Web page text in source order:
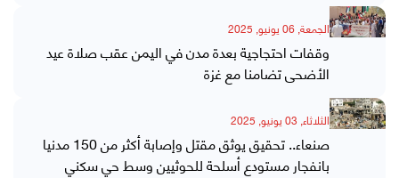
الجمعة, 06 يونيو, 2025
وقفات احتجاجية بعدة مدن في اليمن عقب صلاة عيد
الأضحى تضامنا مع غزة
الثلاثاء, 03 يونيو, 2025
صنعاء.. تحقيق يوثق مقتل وإصابة أكثر من 150 مدنيا
بانفجار مستودع أسلحة للحوثيين وسط حي سكني